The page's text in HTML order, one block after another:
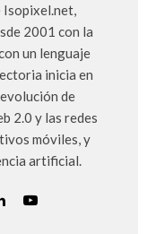
Isopixel.net,
2001 con la
un lenguaje
inicia en
de
2.0 y las redes
móviles, y
artificial.